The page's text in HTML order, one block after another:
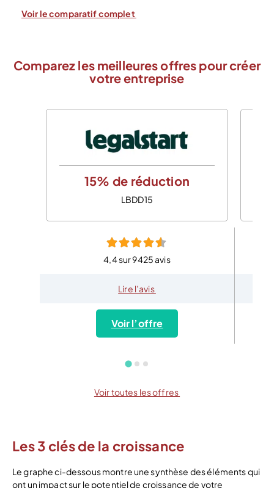
Voir le comparatif complet
Comparez les meilleures offres pour créer
votre entreprise
15% de réduction
LBDD15
4,4 sur 9425 avis
Lire l’avis
Voir l’offre
Voir toutes les offres
Les 3 clés de la croissance
Le graphe ci-dessous montre une synthèse des éléments qui
ont un impact sur le potentiel de croissance de votre